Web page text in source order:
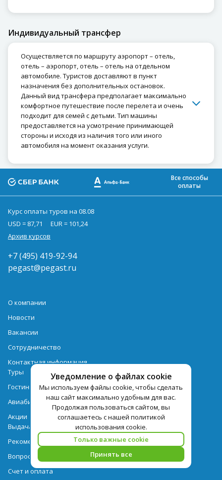
Индивидуальный трансфер
Осуществляется по маршруту аэропорт – отель,
отель – аэропорт, отель – отель на отдельном
автомобиле. Туристов доставляют в пункт
назначения без дополнительных остановок.
Данный вид трансфера предполагает максимально
комфортное путешествие после перелета и очень
подходит для семей с детьми. Тип машины
предоставляется на усмотрение принимающей
стороны и исходя из наличия того или иного
автомобиля на момент оказания услуги.
Уведомление о файлах cookie
Мы используем файлы cookie, чтобы сделать
наш сайт максимально удобным для вас.
Продолжая пользоваться сайтом, вы
соглашаетесь с нашей политикой
использования cookie.
Только важные cookie
Принять все
Все способы
оплаты
Курс оплаты туров на 08.08
USD = 87,71
EUR = 101,24
Архив курсов
+7 (495) 419-92-94
pegast@pegast.ru
О компании
Новости
Вакансии
Сотрудничество
Контактная информация
Туры
Гостиницы
Авиабилеты
Акции
Выдача документов
Рекомендации
Вопрос-ответ
Счет и оплата